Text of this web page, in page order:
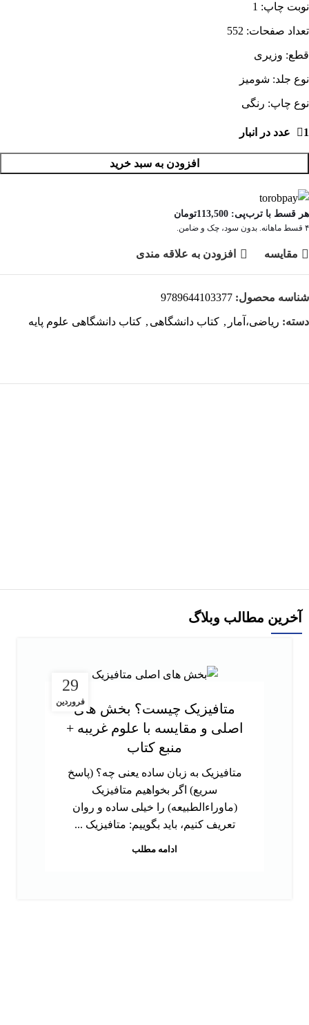
نوبت چاپ: 1
تعداد صفحات: 552
قطع: وزیری
نوع جلد: شومیز
نوع چاپ: رنگی
1 عدد در انبار
افزودن به سبد خرید
هر قسط با ترب‌پی: 113,500تومان
۴ قسط ماهانه. بدون سود، چک و ضامن.
مقايسه افزودن به علاقه مندی
شناسه محصول: 9789644103377
دسته: ریاضی،آمار , کتاب دانشگاهی , کتاب دانشگاهی علوم پایه
آخرین مطالب وبلاگ
29
فروردینمتافیزیک چیست؟ بخش های
اصلی و مقایسه با علوم غریبه +
منبع کتاب
متافیزیک به زبان ساده یعنی چه؟ (پاسخ
سریع) اگر بخواهیم متافیزیک
(ماوراءالطبیعه) را خیلی ساده و روان
تعریف کنیم، باید بگوییم: متافیزیک ...
ادامه مطلب